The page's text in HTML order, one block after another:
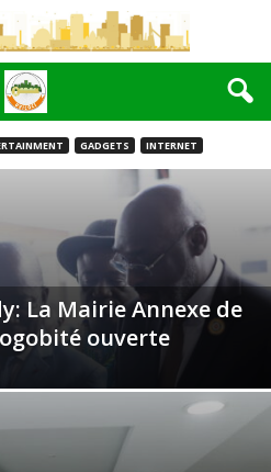
GADGETS INTERNET
La Mairie Annexe de
ouverte